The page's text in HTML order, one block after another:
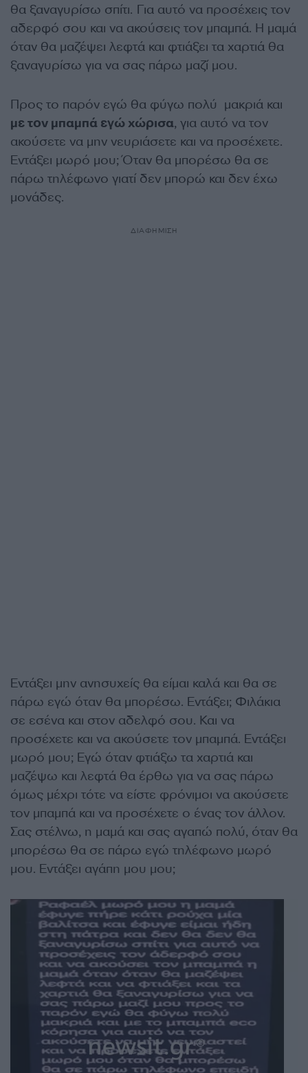
θα ξαναγυρίσω σπίτι. Για αυτό να προσέχεις τον
αδερφό σου και να ακούσεις τον μπαμπά. Η μαμά
όταν θα μαζέψει λεφτά και φτιάξει τα χαρτιά θα
ξαναγυρίσω για να σας πάρω μαζί μου.
Προς το παρόν εγώ θα φύγω πολύ μακριά και
με τον μπαμπά εγώ χώρισα, για αυτό να τον
ακούσετε να μην νευριάσετε και να προσέχετε.
Εντάξει μωρό μου; Όταν θα μπορέσω θα σε
πάρω τηλέφωνο γιατί δεν μπορώ και δεν έχω
μονάδες.
ΔΙΑΦΗΜΙΣΗ
Εντάξει μην ανησυχείς θα είμαι καλά και θα σε
πάρω εγώ όταν θα μπορέσω. Εντάξει; Φιλάκια
σε εσένα και στον αδελφό σου. Και να
προσέχετε και να ακούσετε τον μπαμπά. Εντάξει
μωρό μου; Εγώ όταν φτιάξω τα χαρτιά και
μαζέψω και λεφτά θα έρθω για να σας πάρω
όμως μέχρι τότε να είστε φρόνιμοι να ακούσετε
τον μπαμπά και να προσέχετε ο ένας τον άλλον.
Σας στέλνω, η μαμά και σας αγαπώ πολύ, όταν θα
μπορέσω θα σε πάρω εγώ τηλέφωνο μωρό
μου. Εντάξει αγάπη μου μου;